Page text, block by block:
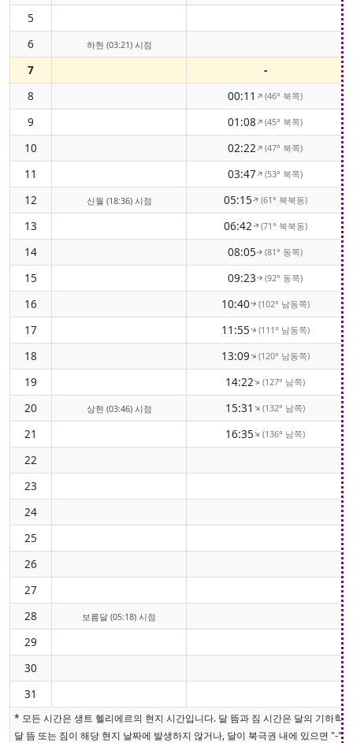
5
6
하현 (03:21) 시점
7
-
8
00:11↑(46° 북쪽)
9 01:08↑(45° 북쪽)
10 02:22↑(47° 북쪽)
11 03:47↑(53° 북쪽)
12 신월 (18:36) 시점 05:15↑(61° 북북동)
13 06:42↑(71° 북북동)
14 08:05↑(81° 동쪽)
15 09:23↑(92° 동쪽)
16 10:40↑(102° 남동쪽)
17 11:55↑(111° 남동쪽)
18 13:09↑(120° 남동쪽)
19 14:22↑(127° 남쪽)
20 상현 (03:46) 시점 15:31↑(132° 남쪽)
21 16:35↑(136° 남쪽)
22
23
24
25
26
27
28
보름달 (05:18) 시점
29
30
31
* 모든 시간은 생트 헬리에르의 현지 시간입니다. 달 뜸과 짐 시간은 달의 기하학
달 뜸 또는 짐이 해당 현지 날짜에 발생하지 않거나, 달이 북극권 내에 있으면 "-"